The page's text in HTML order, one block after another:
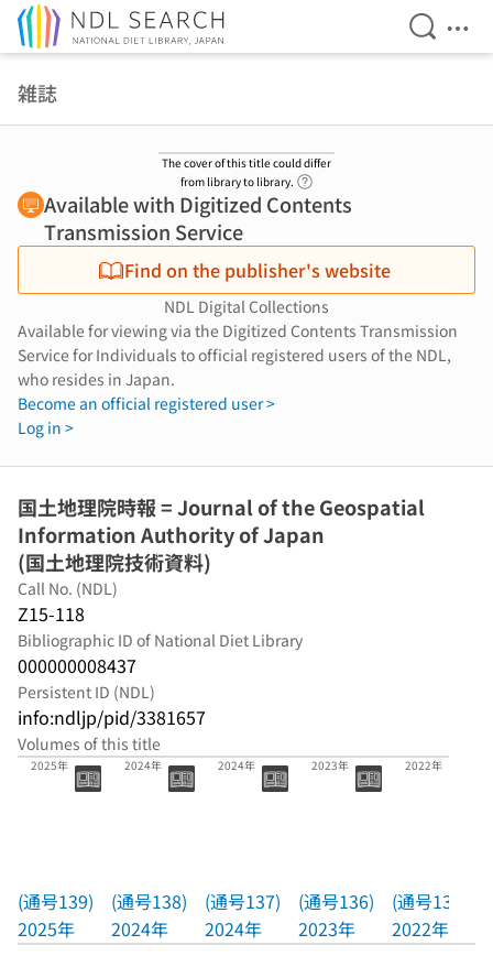
Open
雑誌
The cover of this title could differ
from library to library.
Available with Digitized Contents
Transmission Service
Find on the publisher's website
NDL Digital Collections
Available for viewing via the Digitized Contents Transmission
Service for Individuals to official registered users of the NDL,
who resides in Japan.
Become an official registered user >
Log in >
国土地理院時報 = Journal of the Geospatial
Information Authority of Japan
(国土地理院技術資料)
Call No. (NDL)
Z15-118
Bibliographic ID of National Diet Library
000000008437
Persistent ID (NDL)
info:ndljp/pid/3381657
Volumes of this title
(通号139)
2025年
(通号139)
2025年
(通号138)
2024年
(通号138)
2024年
2024年
(通号137)
2024年
2023年
(通号136)
2023年
2022年
(通号135)
2022年